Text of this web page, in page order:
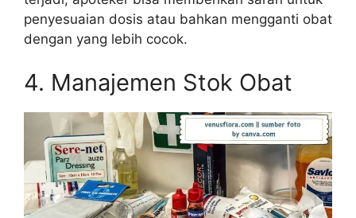
penyesuaian dosis atau bahkan mengganti obat
dengan yang lebih cocok.
4. Manajemen Stok Obat